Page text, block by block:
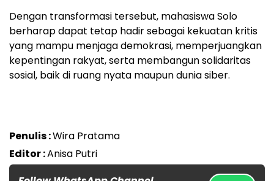
Dengan transformasi tersebut, mahasiswa Solo
berharap dapat tetap hadir sebagai kekuatan kritis
yang mampu menjaga demokrasi, memperjuangkan
kepentingan rakyat, serta membangun solidaritas
sosial, baik di ruang nyata maupun dunia siber.
Penulis :Wira Pratama
Editor :Anisa Putri